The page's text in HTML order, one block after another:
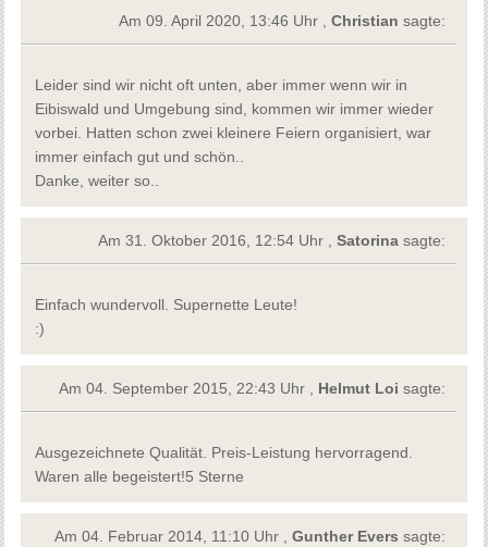
Am 09. April 2020, 13:46 Uhr ,Christian sagte:
Leider sind wir nicht oft unten, aber immer wenn wir in
Eibiswald und Umgebung sind, kommen wir immer wieder
vorbei. Hatten schon zwei kleinere Feiern organisiert, war
immer einfach gut und schön..
Danke, weiter so..
Am 31. Oktober 2016, 12:54 Uhr ,Satorinasagte:
Einfach wundervoll. Supernette Leute!
:)
Am 04. September 2015, 22:43 Uhr , Helmut Loi sagte:
Ausgezeichnete Qualität. Preis-Leistung hervorragend.
Waren alle begeistert!5 Sterne
Am 04. Februar 2014, 11:10 Uhr ,Gunther Evers sagte: